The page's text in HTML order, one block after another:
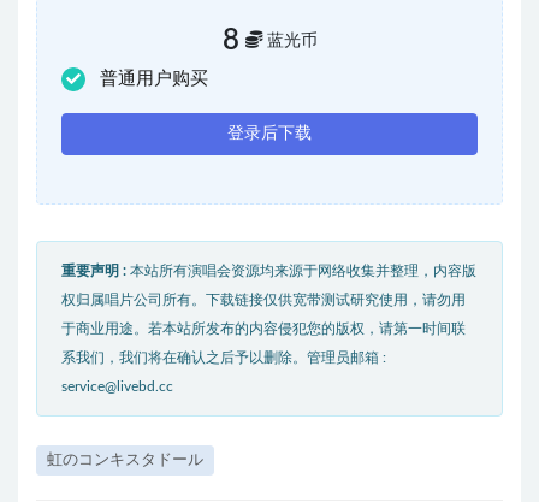
8 蓝光币
普通用户购买
登录后下载
重要声明 : 本站所有演唱会资源均来源于网络收集并整理，内容版
权归属唱片公司所有。下载链接仅供宽带测试研究使用，请勿用
于商业用途。若本站所发布的内容侵犯您的版权，请第一时间联
系我们，我们将在确认之后予以删除。管理员邮箱 :
service@livebd.cc
虹のコンキスタドール